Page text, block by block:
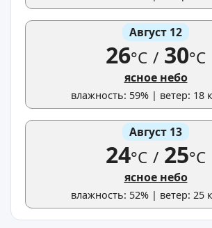
Август 12
26°C / 30°C
ясное небо
влажность: 59% | ветер: 18
Август 13
24°C / 25°C
ясное небо
влажность: 52% | ветер: 25